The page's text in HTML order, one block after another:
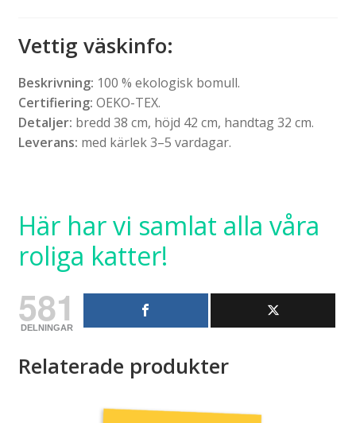
Vettig väskinfo:
Beskrivning: 100 % ekologisk bomull.
Certifiering: OEKO-TEX.
Detaljer: bredd 38 cm, höjd 42 cm, handtag 32 cm.
Leverans: med kärlek 3–5 vardagar.
Här har vi samlat alla våra
roliga katter!
581
DELNINGAR
Relaterade produkter